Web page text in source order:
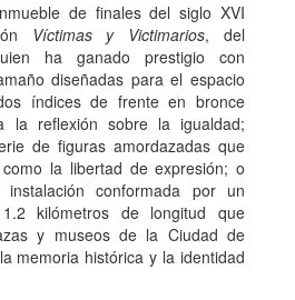
de finales del siglo XVI
Víctimas y Victimarios, del
ha ganado prestigio con
diseñadas para el espacio
índices de frente en bronce
la reflexión sobre la igualdad;
de figuras amordazadas que
la libertad de expresión; o
conformada por un
kilómetros de longitud que
y museos de la Ciudad de
memoria histórica y la identidad